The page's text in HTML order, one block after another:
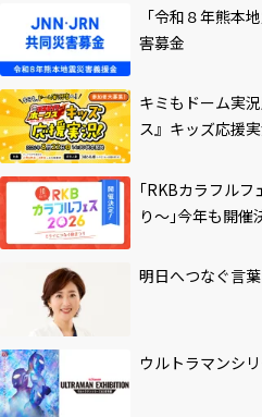
「令和８年熊本
害募金
キミもドーム実
ス』キッズ応援
｢RKBカラフル
り～｣今年も開催
明日へつなぐ言
ウルトラマンシ